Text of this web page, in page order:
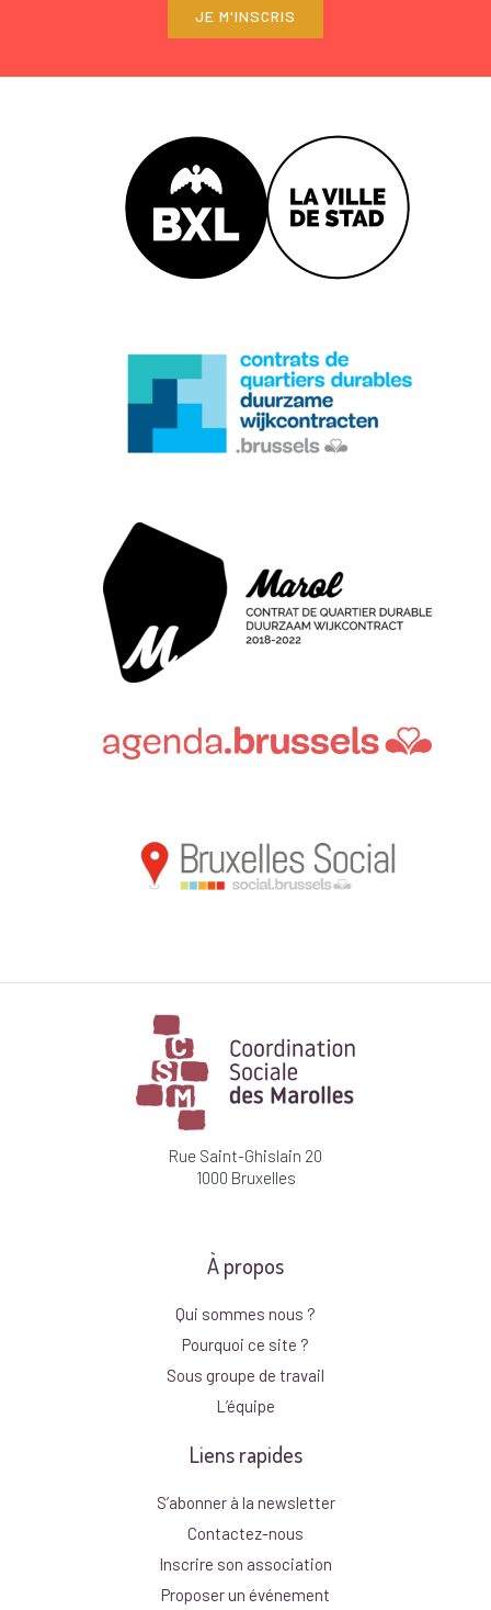
JE M'INSCRIS
Rue Saint-Ghislain 20
1000 Bruxelles
À propos
Qui sommes nous ?
Pourquoi ce site ?
Sous groupe de travail
L’équipe
Liens rapides
S’abonner à la newsletter
Contactez-nous
Inscrire son association
Proposer un événement